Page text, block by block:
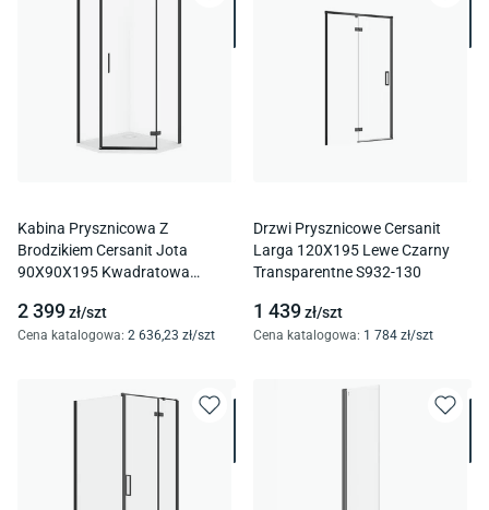
Kabina Prysznicowa Z
Brodzikiem Cersanit Jota
90X90X195 Kwadratowa
Biały S601-165
2 399zł/szt
Cena katalogowa: 2 636,23 zł/szt
Drzwi Prysznicowe Cersanit
Larga 120X195 Lewe Czarny
Transparentne S932-130
1 439zł/szt
Cena katalogowa: 1 784 zł/szt